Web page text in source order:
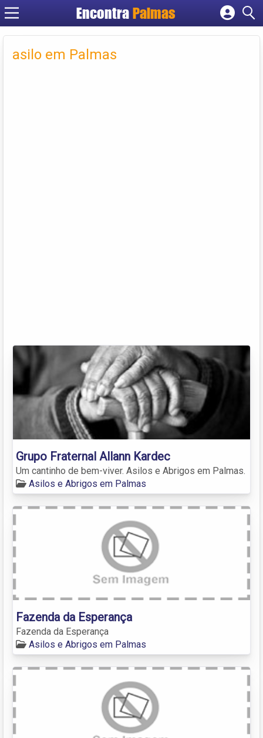
Encontra Palmas
Cadastrar empresa
asilo em Palmas
Grupo Fraternal Allann Kardec
Um cantinho de bem-viver. Asilos e Abrigos em Palmas.
Asilos e Abrigos em Palmas
Fazenda da Esperança
Fazenda da Esperança
Asilos e Abrigos em Palmas